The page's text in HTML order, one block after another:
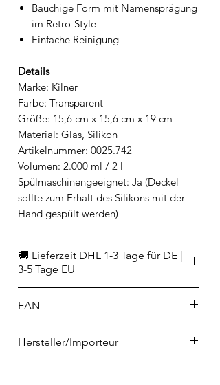
Bauchige Form mit Namensprägung
im Retro-Style
Einfache Reinigung
Details
Marke: Kilner
Farbe: Transparent
Größe: 15,6 cm x 15,6 cm x 19 cm
Material: Glas, Silikon
Artikelnummer: 0025.742
Volumen: 2.000 ml / 2 l
Spülmaschinengeeignet: Ja (Deckel
sollte zum Erhalt des Silikons mit der
Hand gespült werden)
🚚 Lieferzeit DHL 1-3 Tage für DE |
3-5 Tage EU
EAN
Hersteller/Importeur